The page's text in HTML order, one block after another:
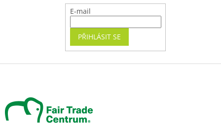
E-mail
PŘIHLÁSIT SE